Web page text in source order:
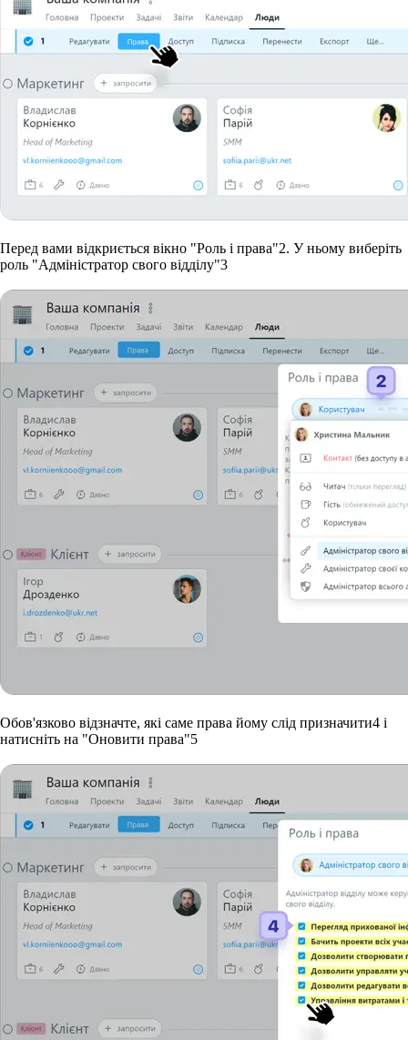
Перед вами відкриється вікно "Роль і права"2. У ньому виберіть
роль "Адміністратор свого відділу"3
Обов'язково відзначте, які саме права йому слід призначити4 і
натисніть на "Оновити права"5